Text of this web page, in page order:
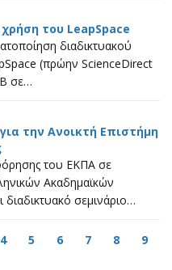
του LeapSpace
διαδικτυακού
(πρώην ScienceDirect
σε…
την Ανοικτή Επιστήμη
του ΕΚΠΑ σε
Ακαδημαϊκών
σεμινάριο…
4 5 6 7 8
9